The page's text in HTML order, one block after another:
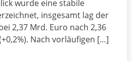
wurde eine stabile
insgesamt lag der
2,37 Mrd. Euro nach 2,36
Nach vorläufigen […]